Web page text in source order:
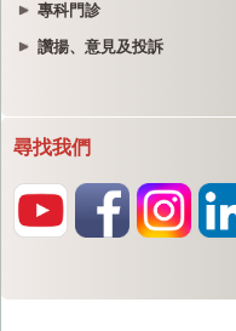
專科門診
讚揚、意見及投訴
尋找我們